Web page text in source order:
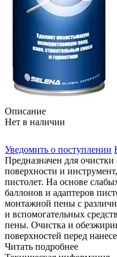
Описание
Нет в наличии
Уведомить о поступлении
Предназначен для
поверхности и
пистолет. На основе
баллонов и адаптеров
монтажной пены с
и вспомогательных
пены. Очистка и
поверхностей перед
Читать подробнее